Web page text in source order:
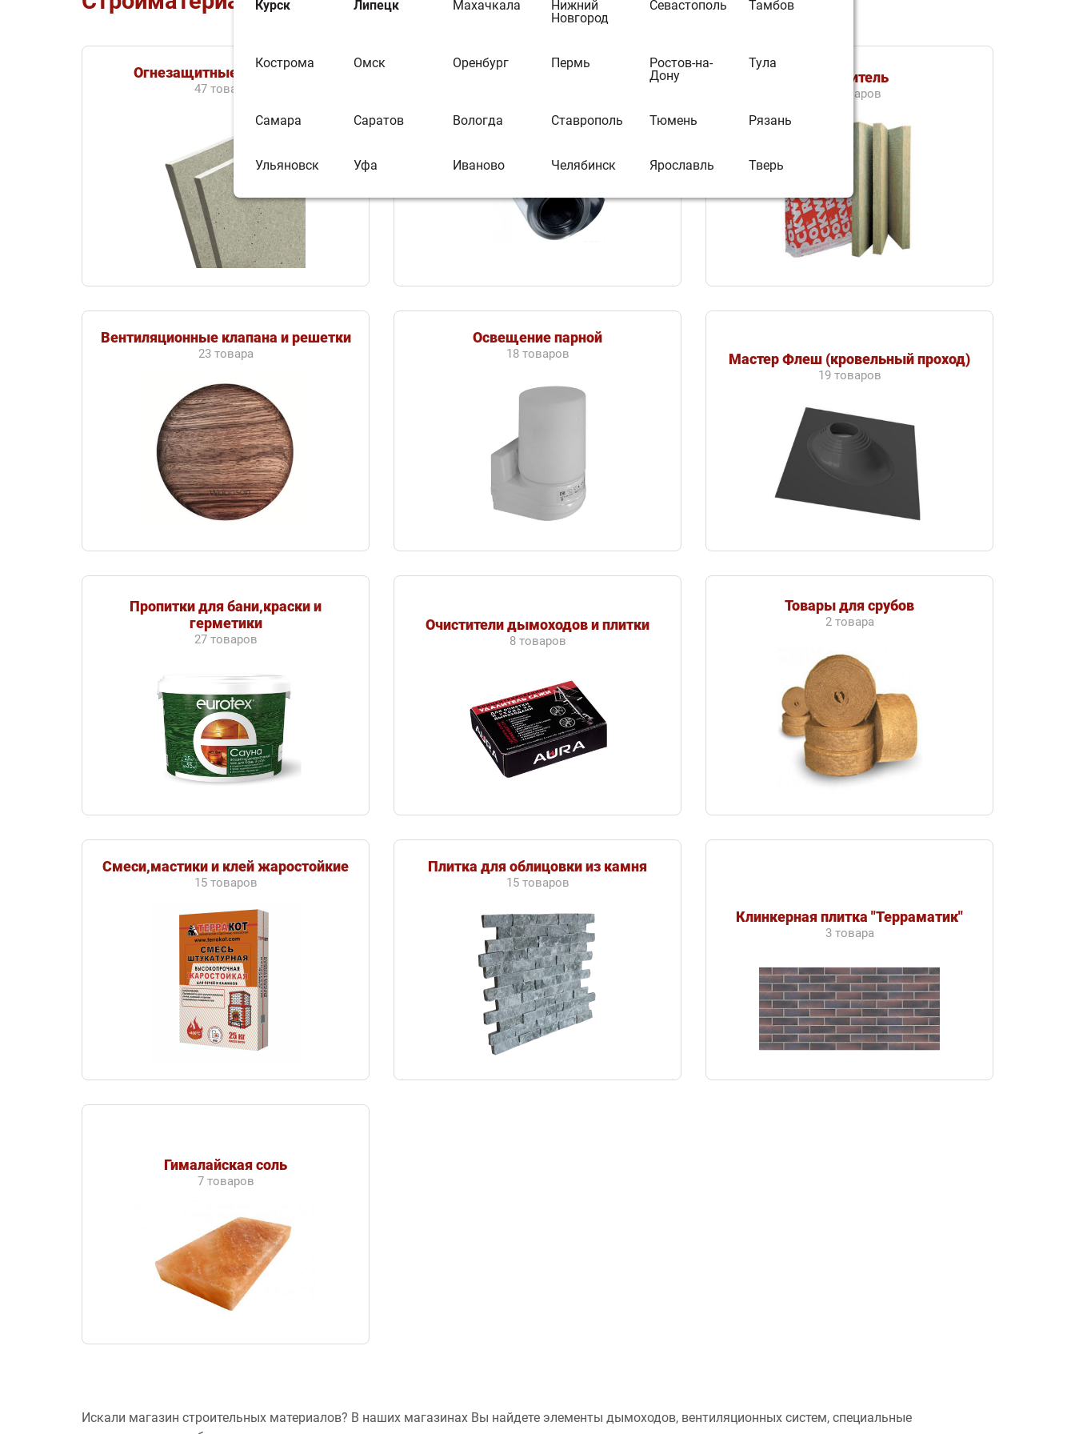
Курск Липецк Махачкала
Нижний
Новгород
Севастополь Тамбов
Кострома Омск Оренбург Пермь
Ростов-на-
Дону
Тула
Самара Саратов Вологда Ставрополь Тюмень Рязань
Ульяновск Уфа Иваново Челябинск Ярославль Тверь
Огнезащитные материалы
47 товаров
Фольгированные материалы Утеплитель
11 товаров
Вентиляционные клапана и решетки
23 товара
Освещение парной
18 товаров Мастер Флеш (кровельный проход)
19 товаров
Пропитки для бани,краски и
герметики
27 товаров
Очистители дымоходов и плитки
8 товаров
Товары для срубов
2 товара
Смеси,мастики и клей жаростойкие
15 товаров
Плитка для облицовки из камня
15 товаров
Клинкерная плитка "Терраматик"
3 товара
Гималайская соль
7 товаров
Искали магазин строительных материалов? В наших магазинах Вы найдете элементы дымоходов, вентиляционных систем, специальные